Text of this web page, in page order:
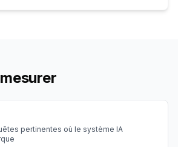
pertinentes où le système IA